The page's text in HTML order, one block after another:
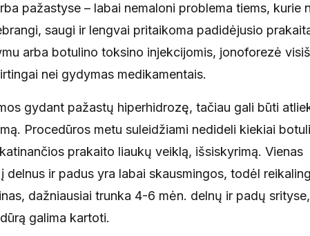
pažastyse – labai nemaloni problema tiems, kurie
saugi ir lengvai pritaikoma padidėjusio
arba botulino toksino injekcijomis, jonoforezė
nei gydymas medikamentais.
gydant pažastų hiperhidrozę, tačiau gali būti
Procedūros metu suleidžiami nedideli kiekiai
prakaito liaukų veiklą, išsiskyrimą. Vienas
ir padus yra labai skausmingos, todėl
dažniausiai trunka 4-6 mėn. delnų ir padų
galima kartoti.